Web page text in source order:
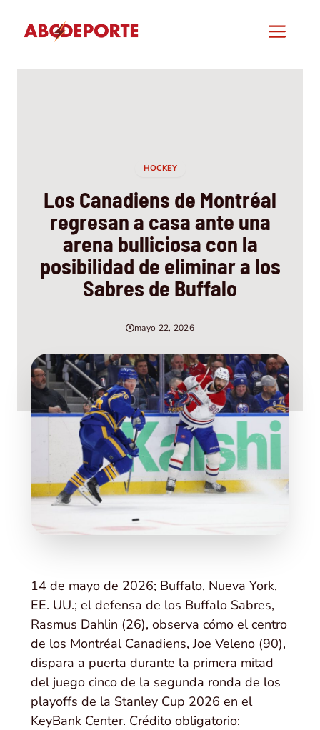
contenido
HOCKEY
Los Canadiens de Montréal
regresan a casa ante una
arena bulliciosa con la
posibilidad de eliminar a los
Sabres de Buffalo
mayo 22, 2026
14 de mayo de 2026; Buffalo, Nueva York,
EE. UU.; el defensa de los Buffalo Sabres,
Rasmus Dahlin (26), observa cómo el centro
de los Montréal Canadiens, Joe Veleno (90),
dispara a puerta durante la primera mitad
del juego cinco de la segunda ronda de los
playoffs de la Stanley Cup 2026 en el
KeyBank Center. Crédito obligatorio: